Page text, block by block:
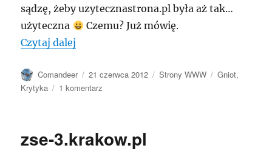
sądzę, żeby uzytecznastrona.pl była aż tak…
użyteczna
Czemu? Już mówię.
Czytaj dalej
Autor
Comandeer
Data
publikacji
21 czerwca 2012 Kategorie
Strony WWW Tagi
Gniot,
Krytyka
1 komentarz
zse-3.krakow.pl